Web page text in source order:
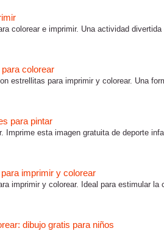
colorear e imprimir. Una actividad
colorear
estrellitas para imprimir y colorear. Una
para pintar
Imprime esta imagen gratuita de deporte
imprimir y colorear
imprimir y colorear. Ideal para estimular la
dibujo gratis para niños